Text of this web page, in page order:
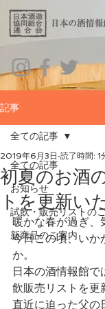
記事
全ての記事
お知らせ
試飲・販売リストの
新商品のご案内
全ての記事
初夏のお酒
トを更新い
2019年6月3日 読了時間: 1
暖かな春が過ぎ、
今日この頃、いか
か。
日本の酒情報館
飲販売リストを更
直近に迫った父の